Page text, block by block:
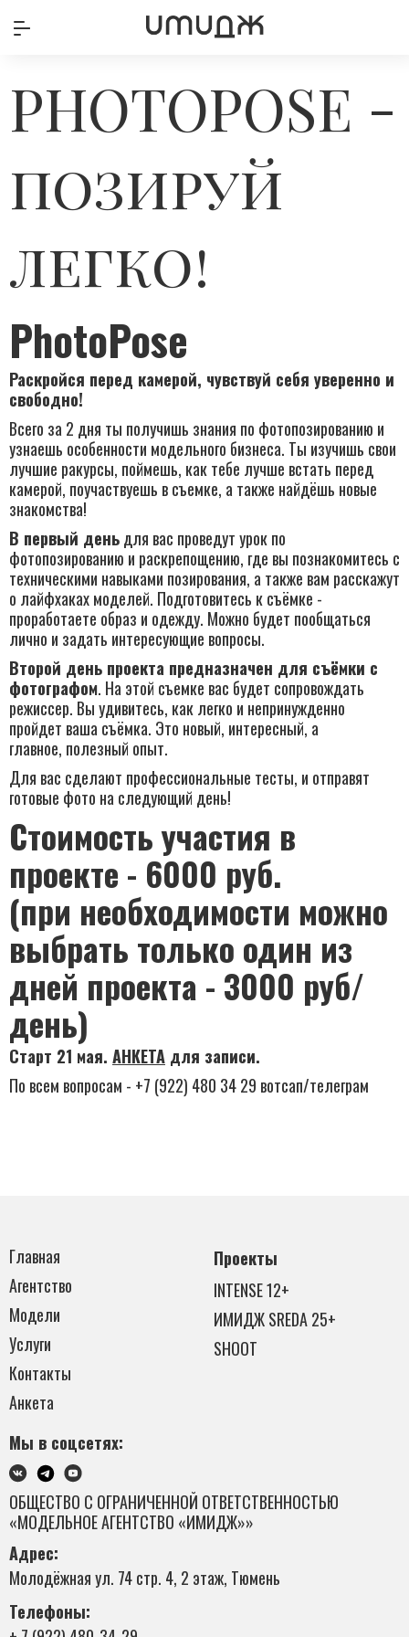
PHOTOPOSE -
позируй
легко!
PhotoPose
Раскройся перед камерой, чувствуй себя уверенно и
свободно!
Всего за 2 дня ты получишь знания по фотопозированию и
узнаешь особенности модельного бизнеса. Ты изучишь свои
лучшие ракурсы, поймешь, как тебе лучше встать перед
камерой, поучаствуешь в съемке, а также найдёшь новые
знакомства!
В первый деньдля вас проведут урок по
фотопозированию и раскрепощению, где вы познакомитесь с
техническими навыками позирования, а также вам расскажут
о лайфхаках моделей. Подготовитесь к съёмке -
проработаете образ и одежду. Можно будет пообщаться
лично и задать интересующие вопросы.
Второй день проекта предназначен для съёмки с
фотографом. На этой съемке вас будет сопровождать
режиссер. Вы удивитесь, как легко и непринужденно
пройдет ваша съёмка. Это новый, интересный, а
главное, полезный опыт.
Для вас сделают профессиональные тесты, и отправят
готовые фото на следующий день!
Стоимость участия в
проекте - 6000 руб.
(при необходимости можно
выбрать только один из
дней проекта - 3000 руб/
день)
Старт 21 мая. АНКЕТА для записи.
По всем вопросам - +7 (922) 480 34 29 вотсап/телеграм
Главная
Агентство
Модели
Услуги
Контакты
Анкета
Проекты
INTENSE 12+
ИМИДЖ SREDA 25+
SHOOT
Мы в соцсетях:
ОБЩЕСТВО С ОГРАНИЧЕННОЙ ОТВЕТСТВЕННОСТЬЮ
«МОДЕЛЬНОЕ АГЕНТСТВО «ИМИДЖ»»
Адрес:
Молодёжная ул. 74 стр. 4, 2 этаж, Тюмень
Телефоны: